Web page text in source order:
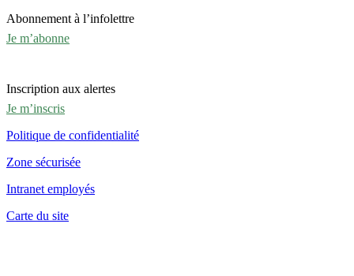
Abonnement à l’infolettre
Je m’abonne
Inscription aux alertes
Je m’inscris
Politique de confidentialité
Zone sécurisée
Intranet employés
Carte du site